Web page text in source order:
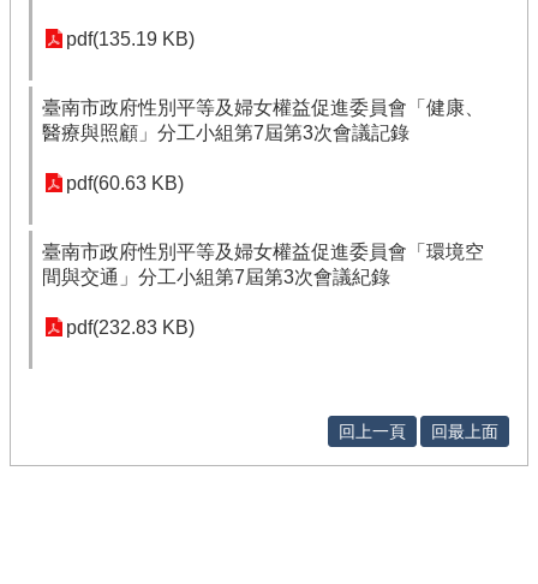
pdf(135.19 KB)
臺南市政府性別平等及婦女權益促進委員會「健康、
醫療與照顧」分工小組第7屆第3次會議記錄
pdf(60.63 KB)
臺南市政府性別平等及婦女權益促進委員會「環境空
間與交通」分工小組第7屆第3次會議紀錄
pdf(232.83 KB)
回上一頁 回最上面